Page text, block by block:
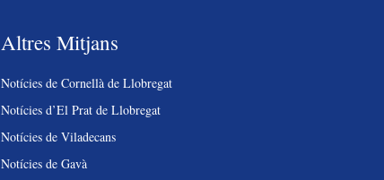
Altres Mitjans
Notícies de Cornellà de Llobregat
Notícies d’El Prat de Llobregat
Notícies de Viladecans
Notícies de Gavà